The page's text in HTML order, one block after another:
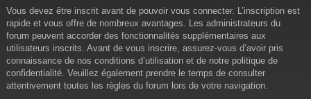
Vous devez être inscrit avant de pouvoir vous connecter. L’inscription est
rapide et vous offre de nombreux avantages. Les administrateurs du
forum peuvent accorder des fonctionnalités supplémentaires aux
utilisateurs inscrits. Avant de vous inscrire, assurez-vous d’avoir pris
connaissance de nos conditions d’utilisation et de notre politique de
confidentialité. Veuillez également prendre le temps de consulter
attentivement toutes les règles du forum lors de votre navigation.